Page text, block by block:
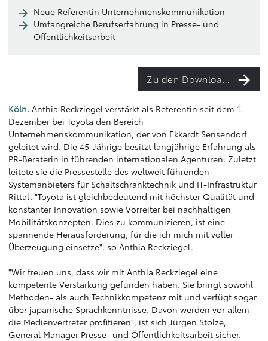
Neue Referentin Unternehmenskommunikation
Umfangreiche Berufserfahrung in Presse- und
Öffentlichkeitsarbeit
Zu den Downloads
Köln. Anthia Reckziegel verstärkt als Referentin seit dem 1.
Dezember bei Toyota den Bereich
Unternehmenskommunikation, der von Ekkardt Sensendorf
geleitet wird. Die 45-Jährige besitzt langjährige Erfahrung als
PR-Beraterin in führenden internationalen Agenturen. Zuletzt
leitete sie die Pressestelle des weltweit führenden
Systemanbieters für Schaltschranktechnik und IT-Infrastruktur
Rittal. "Toyota ist gleichbedeutend mit höchster Qualität und
konstanter Innovation sowie Vorreiter bei nachhaltigen
Mobilitätskonzepten. Dies zu kommunizieren, ist eine
spannende Herausforderung, für die ich mich mit voller
Überzeugung einsetze", so Anthia Reckziegel.
"Wir freuen uns, dass wir mit Anthia Reckziegel eine
kompetente Verstärkung gefunden haben. Sie bringt sowohl
Methoden- als auch Technikkompetenz mit und verfügt sogar
über japanische Sprachkenntnisse. Davon werden vor allem
die Medienvertreter profitieren", ist sich Jürgen Stolze,
General Manager Presse- und Öffentlichkeitsarbeit sicher.